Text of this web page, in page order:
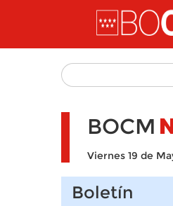
Pasar al contenido principal
BOCM
Viernes 19 de
Boletín